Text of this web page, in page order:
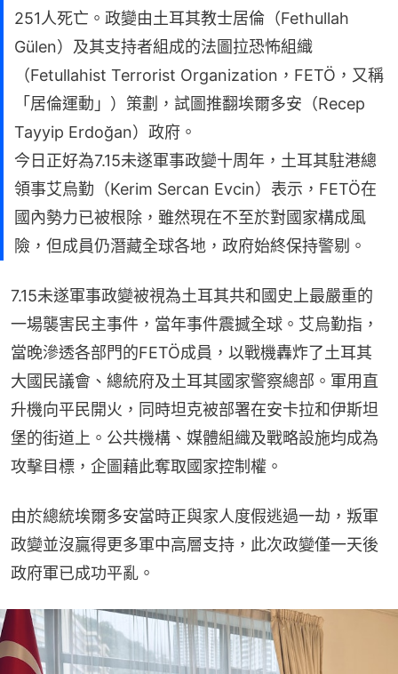
251人死亡。政變由土耳其教士居倫（Fethullah
Gülen）及其支持者組成的法圖拉恐怖組織
（Fetullahist Terrorist Organization，FETÖ，又稱
「居倫運動」）策劃，試圖推翻埃爾多安（Recep
Tayyip Erdoğan）政府。
今日正好為7.15未遂軍事政變十周年，土耳其駐港總
領事艾烏勤（Kerim Sercan Evcin）表示，FETÖ在
國內勢力已被根除，雖然現在不至於對國家構成風
險，但成員仍潛藏全球各地，政府始終保持警剔。
7.15未遂軍事政變被視為土耳其共和國史上最嚴重的
一場襲害民主事件，當年事件震撼全球。艾烏勤指，
當晚滲透各部門的FETÖ成員，以戰機轟炸了土耳其
大國民議會、總統府及土耳其國家警察總部。軍用直
升機向平民開火，同時坦克被部署在安卡拉和伊斯坦
堡的街道上。公共機構、媒體組織及戰略設施均成為
攻擊目標，企圖藉此奪取國家控制權。
由於總統埃爾多安當時正與家人度假逃過一劫，叛軍
政變並沒贏得更多軍中高層支持，此次政變僅一天後
政府軍已成功平亂。